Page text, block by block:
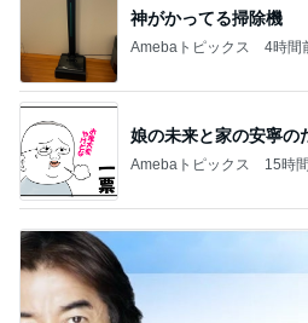
神がかってる掃除機
Amebaトピックス 4時間
娘の未来と家の安寧の
Amebaトピックス 15時